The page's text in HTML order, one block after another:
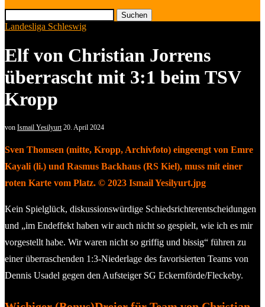
Suchen
Landesliga Schleswig
Elf von Christian Jorrens
überrascht mit 3:1 beim TSV
Kropp
von Ismail Yesilyurt 20. April 2024
Sven Thomsen (mitte, Kropp, Archivfoto) eingeengt von Emre
Kayali (li.) und Rasmus Backhaus (RS Kiel), muss mit einer
roten Karte vom Platz. © 2023 Ismail Yesilyurt.jpg
Kein Spielglück, diskussionswürdige Schiedsrichterentscheidungen
und „im Endeffekt haben wir auch nicht so gespielt, wie ich es mir
vorgestellt habe. Wir waren nicht so griffig und bissig“ führen zu
einer überraschenden 1:3-Niederlage des favorisierten Teams von
Dennis Usadel gegen den Aufsteiger SG Eckernförde/Fleckeby.